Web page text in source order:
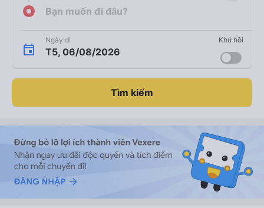
Bạn muốn đi đâu?
Ngày đi
T5, 06/08/2026
Khứ hồi
Tìm kiếm